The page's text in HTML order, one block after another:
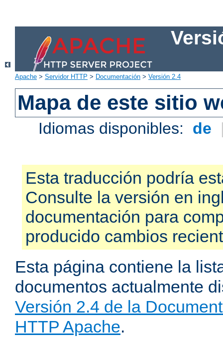
Apache > Servidor HTTP > Documentación > Versión 2.4
Mapa de este sitio
Idiomas disponibles: de
Esta traducción podría
Consulte la versión en
documentación para
producido cambios
Esta página contiene la
documentos actualmente
Versión 2.4 de la
HTTP Apache.